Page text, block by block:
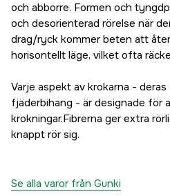
och abborre. Formen och
och desorienterad rörelse när
drag/ryck kommer beten att
horisontellt läge, vilket ofta
Varje aspekt av krokarna -
fjäderbihang - är designade för
krokningar.Fibrerna ger extra
knappt rör sig.
Se alla varor från Gunki